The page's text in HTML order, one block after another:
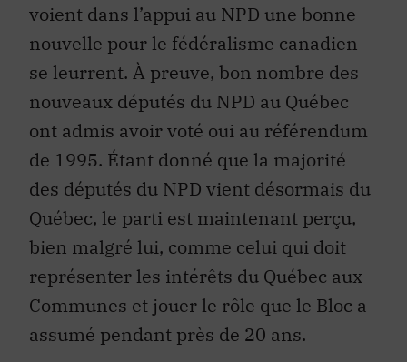
voient dans l’appui au NPD une bonne
nouvelle pour le fédéralisme canadien
se leurrent. À preuve, bon nombre des
nouveaux députés du NPD au Québec
ont admis avoir voté oui au référendum
de 1995. Étant donné que la majorité
des députés du NPD vient désormais du
Québec, le parti est maintenant perçu,
bien malgré lui, comme celui qui doit
représenter les intérêts du Québec aux
Communes et jouer le rôle que le Bloc a
assumé pendant près de 20 ans.